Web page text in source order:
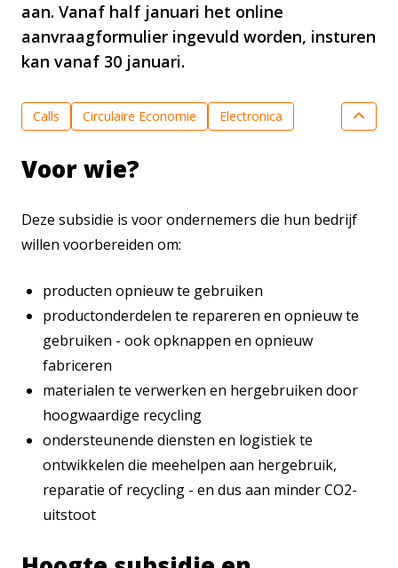
aan. Vanaf half januari het online
aanvraagformulier ingevuld worden, insturen
kan vanaf 30 januari.
Calls Circulaire Economie
Electronica
High Tech Materialen
Valorisatie & Marktcreatie
Voor wie?
Deze subsidie is voor ondernemers die hun bedrijf
willen voorbereiden om:
producten opnieuw te gebruiken
productonderdelen te repareren en opnieuw te
gebruiken - ook opknappen en opnieuw
fabriceren
materialen te verwerken en hergebruiken door
hoogwaardige recycling
ondersteunende diensten en logistiek te
ontwikkelen die meehelpen aan hergebruik,
reparatie of recycling - en dus aan minder CO2-
uitstoot